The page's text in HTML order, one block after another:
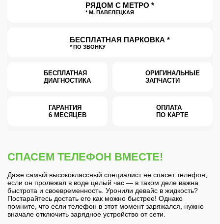
РЯДОМ С МЕТРО *
* М. ПАВЕЛЕЦКАЯ
БЕСПЛАТНАЯ ПАРКОВКА *
* ПО ЗВОНКУ
БЕСПЛАТНАЯ
ДИАГНОСТИКА
ОРИГИНАЛЬНЫЕ
ЗАПЧАСТИ
ГАРАНТИЯ
6 МЕСЯЦЕВ
ОПЛАТА
ПО КАРТЕ
СПАСЕМ ТЕЛЕФОН ВМЕСТЕ!
Даже самый высококлассный специалист не спасет телефон,
если он пролежал в воде целый час — в таком деле важна
быстрота и своевременность. Уронили девайс в жидкость?
Постарайтесь достать его как можно быстрее! Однако
помните, что если телефон в этот момент заряжался, нужно
вначале отключить зарядное устройство от сети.